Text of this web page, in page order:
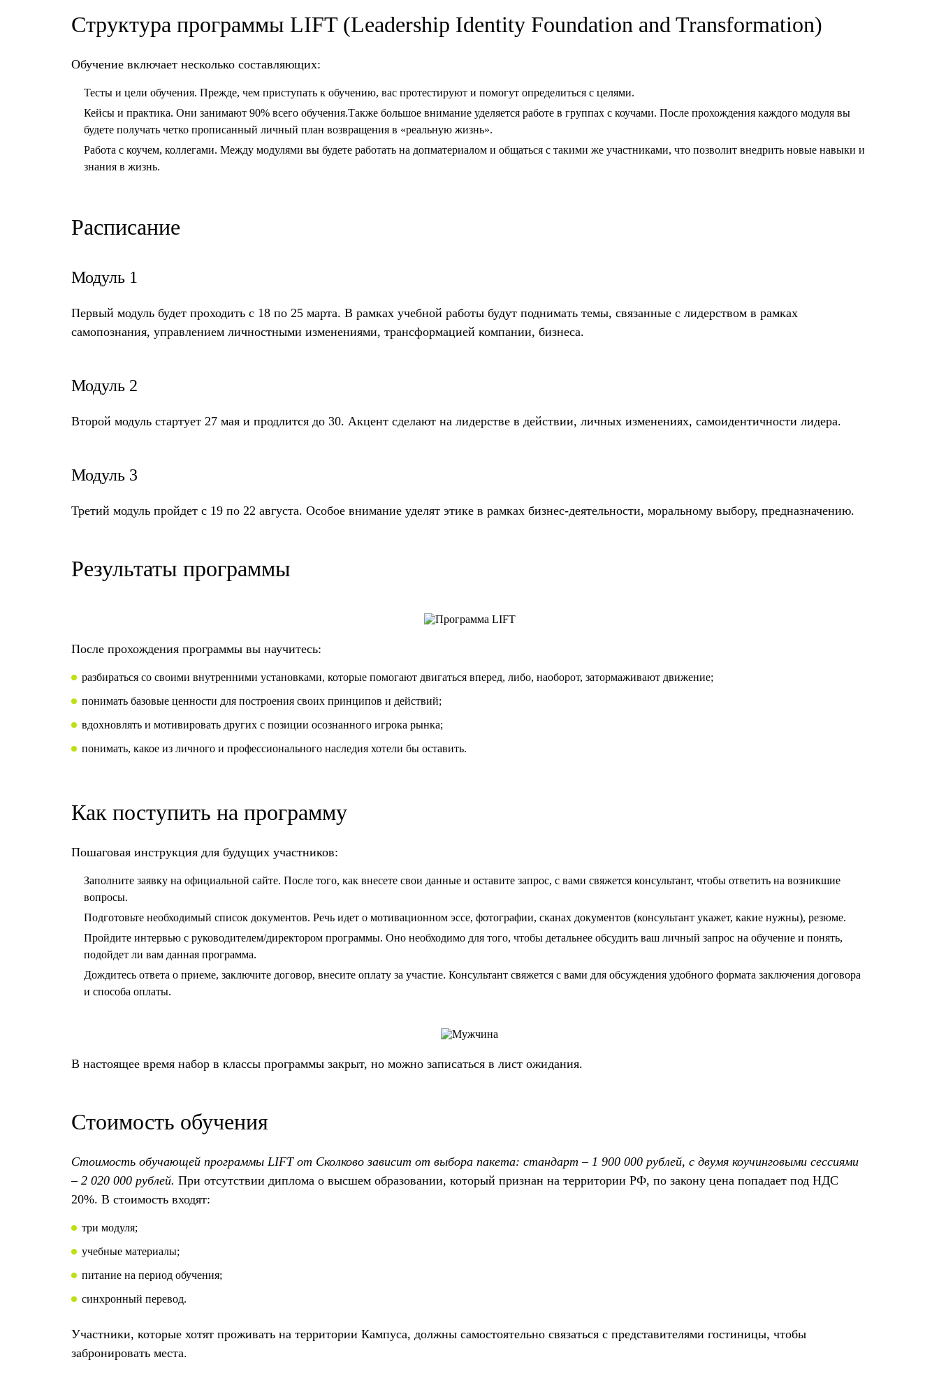
Структура программы LIFT (Leadership Identity Foundation and Transformation)
Обучение включает несколько составляющих:
Тесты и цели обучения. Прежде, чем приступать к обучению, вас протестируют и помогут определиться с целями.
Кейсы и практика. Они занимают 90% всего обучения.Также большое внимание уделяется работе в группах с коучами. После прохождения каждого модуля вы
будете получать четко прописанный личный план возвращения в «реальную жизнь».
Работа с коучем, коллегами. Между модулями вы будете работать на допматериалом и общаться с такими же участниками, что позволит внедрить новые навыки и
знания в жизнь.
Расписание
Модуль 1
Первый модуль будет проходить с 18 по 25 марта. В рамках учебной работы будут поднимать темы, связанные с лидерством в рамках
самопознания, управлением личностными изменениями, трансформацией компании, бизнеса.
Модуль 2
Второй модуль стартует 27 мая и продлится до 30. Акцент сделают на лидерстве в действии, личных изменениях, самоидентичности лидера.
Модуль 3
Третий модуль пройдет с 19 по 22 августа. Особое внимание уделят этике в рамках бизнес-деятельности, моральному выбору, предназначению.
Результаты программы
После прохождения программы вы научитесь:
разбираться со своими внутренними установками, которые помогают двигаться вперед, либо, наоборот, затормаживают движение;
понимать базовые ценности для построения своих принципов и действий;
вдохновлять и мотивировать других с позиции осознанного игрока рынка;
понимать, какое из личного и профессионального наследия хотели бы оставить.
Как поступить на программу
Пошаговая инструкция для будущих участников:
Заполните заявку на официальной сайте. После того, как внесете свои данные и оставите запрос, с вами свяжется консультант, чтобы ответить на возникшие
вопросы.
Подготовьте необходимый список документов. Речь идет о мотивационном эссе, фотографии, сканах документов (консультант укажет, какие нужны), резюме.
Пройдите интервью с руководителем/директором программы. Оно необходимо для того, чтобы детальнее обсудить ваш личный запрос на обучение и понять,
подойдет ли вам данная программа.
Дождитесь ответа о приеме, заключите договор, внесите оплату за участие. Консультант свяжется с вами для обсуждения удобного формата заключения договора
и способа оплаты.
В настоящее время набор в классы программы закрыт, но можно записаться в лист ожидания.
Стоимость обучения
Стоимость обучающей программы LIFT от Сколково зависит от выбора пакета: стандарт – 1 900 000 рублей, с двумя коучинговыми сессиями
– 2 020 000 рублей. При отсутствии диплома о высшем образовании, который признан на территории РФ, по закону цена попадает под НДС
20%. В стоимость входят:
три модуля;
учебные материалы;
питание на период обучения;
синхронный перевод.
Участники, которые хотят проживать на территории Кампуса, должны самостоятельно связаться с представителями гостиницы, чтобы
забронировать места.